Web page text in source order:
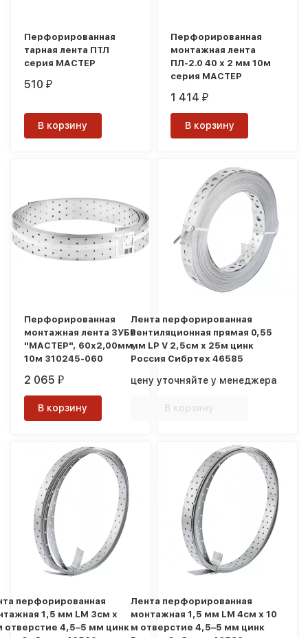
Перфорированная
тарная лента ПТЛ
серия МАСТЕР
510₽
В корзину
Перфорированная
монтажная лента
ПЛ-2.0 40 х 2 мм 10м
серия МАСТЕР
1 414₽
В корзину
Перфорированная
монтажная лента ЗУБР
"МАСТЕР", 60х2,00мм,
10м 310245-060
2 065₽
В корзину
Лента перфорированная
вентиляционная прямая 0,55
мм LP V 2,5см х 25м цинк
Россия Сибртех 46585
цену уточняйте у менеджера
В корзину
перфорированная
1,5 мм LM 3см х
отверстие 4,5–5 мм цинк
Лента перфорированная
монтажная 1,5 мм LM 4см х 10
м отверстие 4,5–5 мм цинк